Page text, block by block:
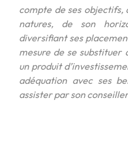
compte de ses objectifs,
natures, de son
diversifiant ses
mesure de se substituer
un produit
adéquation avec ses
assister par son